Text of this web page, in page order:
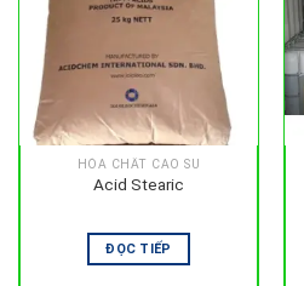
HÓA CHẤT CAO SU
Acid Stearic
ĐỌC TIẾP